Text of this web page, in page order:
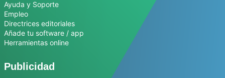
Ayuda y Soporte
Empleo
Directrices editoriales
Añade tu software / app
Herramientas online
Publicidad